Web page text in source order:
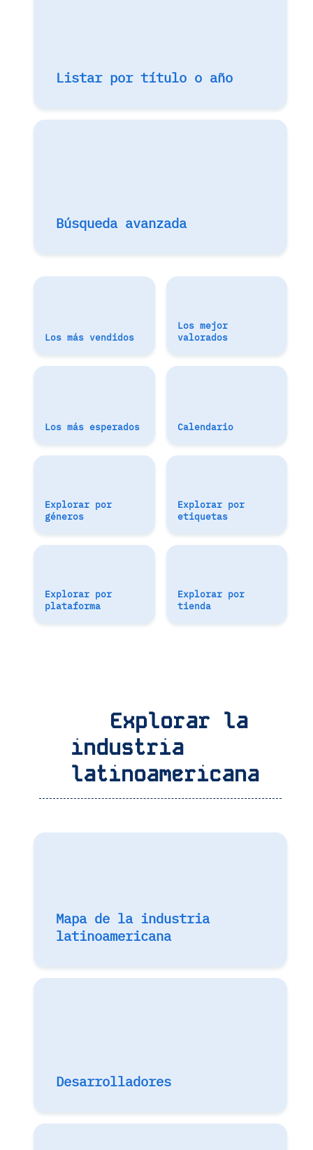
Listar por título o año
Búsqueda avanzada
Los más vendidos
Los mejor
valorados
Los más esperados Calendario
Explorar por
géneros
Explorar por
etiquetas
Explorar por
plataforma
Explorar por
tienda
Explorar la
industria
latinoamericana
Mapa de la industria
latinoamericana
Desarrolladores